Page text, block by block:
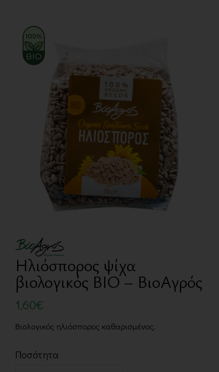
Ηλιόσπορος ψίχα
βιολογικός BIO – ΒιοΑγρός
1,60€
Βιολογικός ηλιόσπορος καθαρισμένος.
Ποσότητα